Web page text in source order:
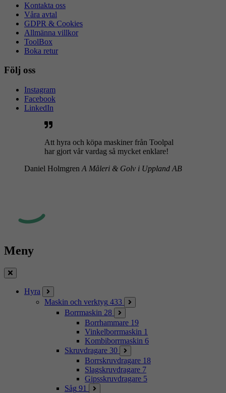
Kontakta oss
Våra avtal
GDPR & Cookies
Allmänna villkor
ToolBox
Boka retur
Följ oss
Instagram
Facebook
LinkedIn
Att hyra och köpa maskiner från Toolpal
har gjort vår vardag så mycket enklare!
Daniel Holmgren A Måleri & Golv i Uppland AB
Meny
Stäng
Hyra
Maskin och verktyg 433
Borrmaskin 28
Borrhammare 19
Vinkelborrmaskin 1
Kombiborrmaskin 6
Skruvdragare 30
Borrskruvdragare 18
Slagskruvdragare 7
Gipsskruvdragare 5
Såg 91